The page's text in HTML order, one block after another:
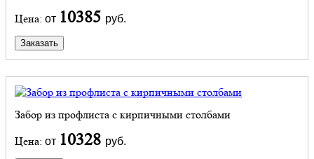
Цена: от 10385 руб.
Заказать
Забор из профлиста с кирпичными столбами
Цена: от 10328 руб.